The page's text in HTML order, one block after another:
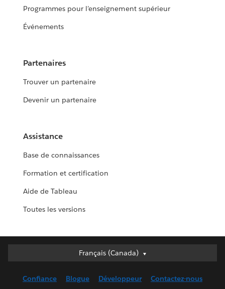
Programmes pour l’enseignement supérieur
Événements
Partenaires
Trouver un partenaire
Devenir un partenaire
Assistance
Base de connaissances
Formation et certification
Aide de Tableau
Toutes les versions
Français (Canada)
Français (Canada)
English (UK)
Confiance Blogue Développeur Contactez-nous